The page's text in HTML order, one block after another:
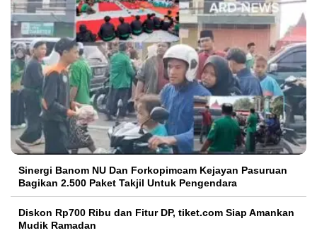
Sinergi Banom NU Dan Forkopimcam Kejayan Pasuruan
Bagikan 2.500 Paket Takjil Untuk Pengendara
Diskon Rp700 Ribu dan Fitur DP, tiket.com Siap Amankan
Mudik Ramadan